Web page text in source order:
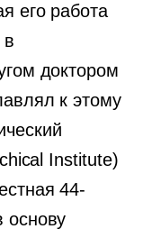
его работа
в
доктором
к этому
Institute)
44-
основу